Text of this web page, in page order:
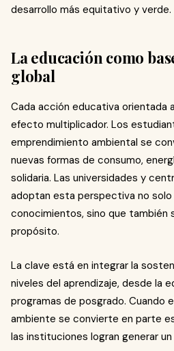
desarrollo más equitativo y verde.
La educación como
global
Cada acción educativa orientada
efecto multiplicador. Los
emprendimiento ambiental se
nuevas formas de consumo,
solidaria. Las universidades y
adoptan esta perspectiva no
conocimientos, sino que también
propósito.
La clave está en integrar la
niveles del aprendizaje, desde la
programas de posgrado. Cuando
ambiente se convierte en parte
las instituciones logran generar